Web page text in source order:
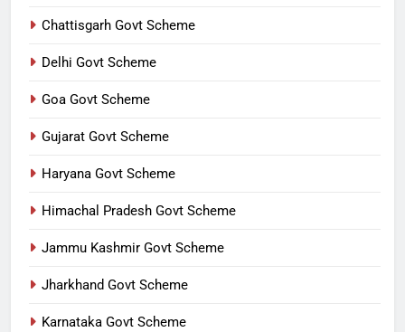
Chattisgarh Govt Scheme
Delhi Govt Scheme
Goa Govt Scheme
Gujarat Govt Scheme
Haryana Govt Scheme
Himachal Pradesh Govt Scheme
Jammu Kashmir Govt Scheme
Jharkhand Govt Scheme
Karnataka Govt Scheme